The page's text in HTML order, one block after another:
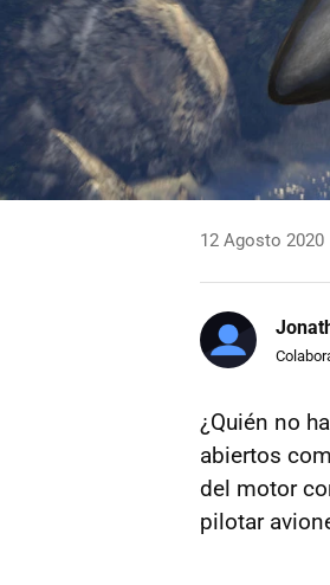
12 Agosto 2020
¿Quién no
abiertos
del motor
pilotar